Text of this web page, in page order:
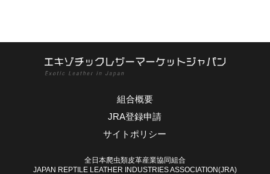
組合概要
JRA登録申請
サイトポリシー
全日本爬虫類皮革産業協同組合
JAPAN REPTILE LEATHER INDUSTRIES ASSOCIATION(JRA)